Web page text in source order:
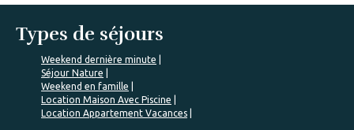
Types de séjours
Weekend dernière minute
Séjour Nature
Weekend en famille
Location Maison Avec Piscine
Location Appartement Vacances